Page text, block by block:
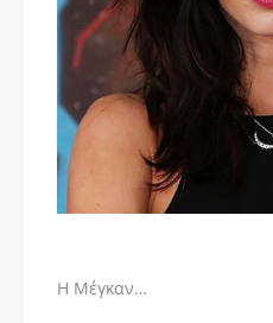
Η Μέγκαν…